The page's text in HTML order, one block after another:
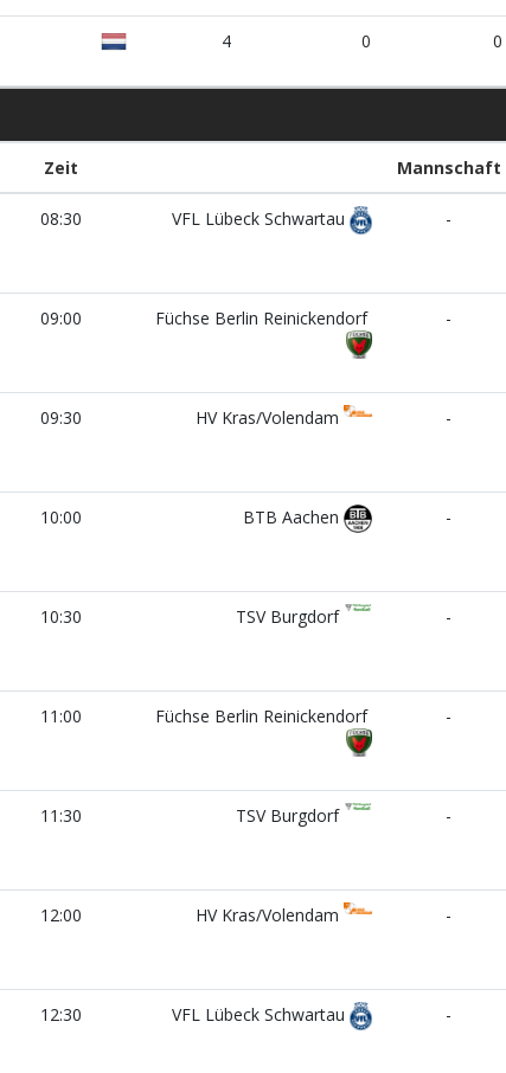
4 0 0
Zeit Mannschaft
08:30 VFL Lübeck Schwartau -
09:00 Füchse Berlin Reinickendorf -
09:30 HV Kras/Volendam -
10:00 BTB Aachen -
10:30 TSV Burgdorf -
11:00 Füchse Berlin Reinickendorf -
11:30 TSV Burgdorf -
12:00 HV Kras/Volendam -
12:30 VFL Lübeck Schwartau -